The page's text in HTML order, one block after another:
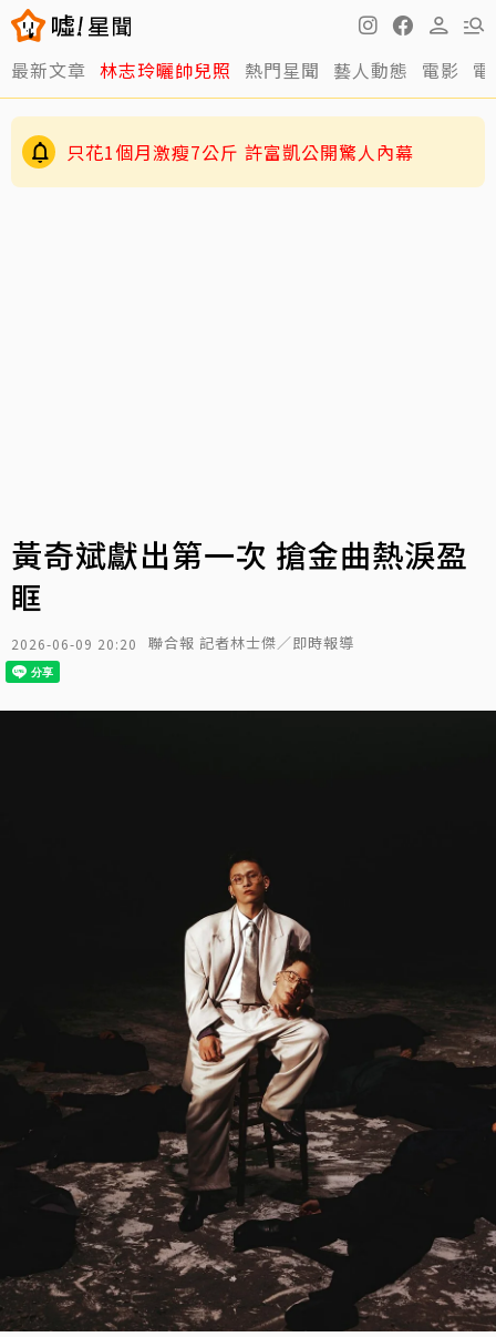
最新文章 林志玲曬帥兒照 熱門星聞 藝人動態 電影
只花1個月激瘦7公斤 許富凱公開驚人內幕
黃奇斌獻出第一次 搶金曲熱淚盈
眶
2026-06-09 20:20 聯合報 記者林士傑／即時報導